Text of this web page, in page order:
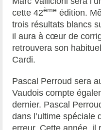
cette 42ème édition.
trois résultats blancs
il aura à cœur de
retrouvera son
Cardi.
Pascal Perroud sera
Vaudois compte
dernier. Pascal
dans l’ultime spéciale
erreur. Cette année, il